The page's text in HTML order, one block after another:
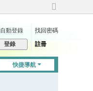
切
到
自動登錄
找回密碼
登錄 註冊
快捷導航